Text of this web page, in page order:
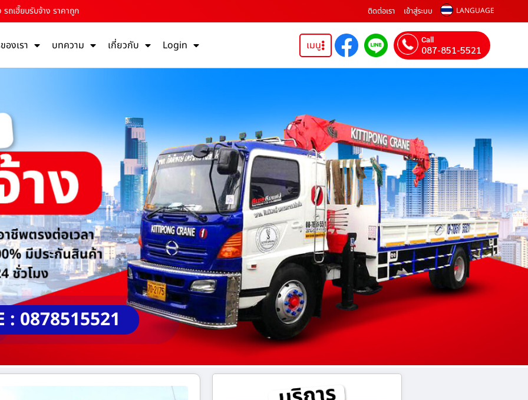
ถเฮี๊ยบรับจ้าง ราคาถูก ติดต่อเรา เข้าสู่ระบบ LANGUAGE
องเรา บทความ เกี่ยวกับ Login เมนู Call
087-851-5521
: 0878515521